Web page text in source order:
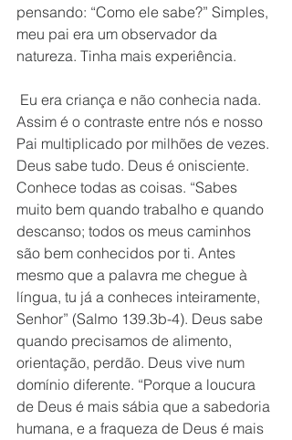
pensando: “Como ele sabe?” Simples,
meu pai era um observador da
natureza. Tinha mais experiência.
Assim é o contraste entre nós e nosso
Pai multiplicado por milhões de vezes.
Deus sabe tudo. Deus é onisciente.
Conhece todas as coisas. “Sabes
muito bem quando trabalho e quando
descanso; todos os meus caminhos
são bem conhecidos por ti. Antes
mesmo que a palavra me chegue à
língua, tu já a conheces inteiramente,
Senhor” (Salmo 139.3b-4). Deus sabe
quando precisamos de alimento,
orientação, perdão. Deus vive num
domínio diferente. “Porque a loucura
de Deus é mais sábia que a sabedoria
humana, e a fraqueza de Deus é mais